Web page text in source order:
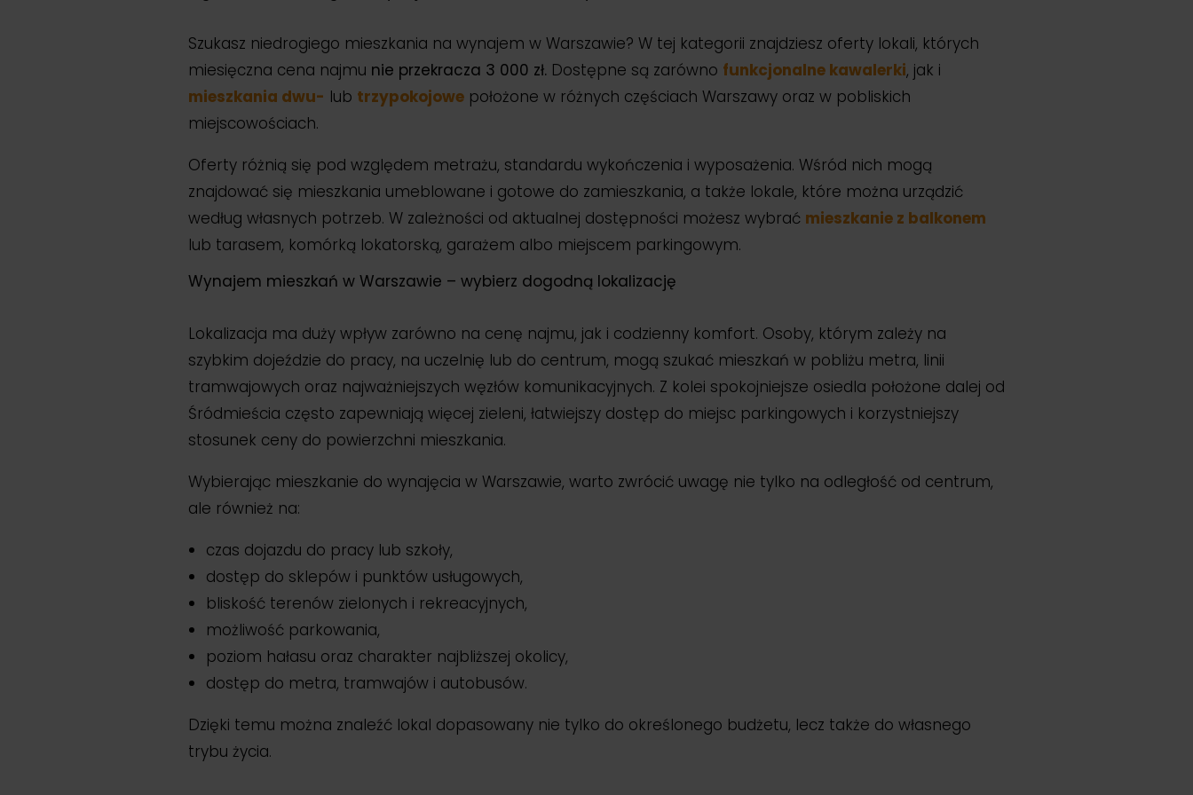
Szukasz niedrogiego mieszkania na wynajem w Warszawie? W tej kategorii znajdziesz oferty lokali, których
miesięczna cena najmu nie przekracza 3 000 zł. Dostępne są zarówno funkcjonalne kawalerki, jak i
mieszkania dwu- lub trzypokojowe położone w różnych częściach Warszawy oraz w pobliskich
miejscowościach.
Oferty różnią się pod względem metrażu, standardu wykończenia i wyposażenia. Wśród nich mogą
znajdować się mieszkania umeblowane i gotowe do zamieszkania, a także lokale, które można urządzić
według własnych potrzeb. W zależności od aktualnej dostępności możesz wybrać mieszkanie z balkonem
lub tarasem, komórką lokatorską, garażem albo miejscem parkingowym.
Wynajem mieszkań w Warszawie – wybierz dogodną lokalizację
Lokalizacja ma duży wpływ zarówno na cenę najmu, jak i codzienny komfort. Osoby, którym zależy na
szybkim dojeździe do pracy, na uczelnię lub do centrum, mogą szukać mieszkań w pobliżu metra, linii
tramwajowych oraz najważniejszych węzłów komunikacyjnych. Z kolei spokojniejsze osiedla położone dalej od
Śródmieścia często zapewniają więcej zieleni, łatwiejszy dostęp do miejsc parkingowych i korzystniejszy
stosunek ceny do powierzchni mieszkania.
Wybierając mieszkanie do wynajęcia w Warszawie, warto zwrócić uwagę nie tylko na odległość od centrum,
ale również na:
czas dojazdu do pracy lub szkoły,
dostęp do sklepów i punktów usługowych,
bliskość terenów zielonych i rekreacyjnych,
możliwość parkowania,
poziom hałasu oraz charakter najbliższej okolicy,
dostęp do metra, tramwajów i autobusów.
Dzięki temu można znaleźć lokal dopasowany nie tylko do określonego budżetu, lecz także do własnego
trybu życia.